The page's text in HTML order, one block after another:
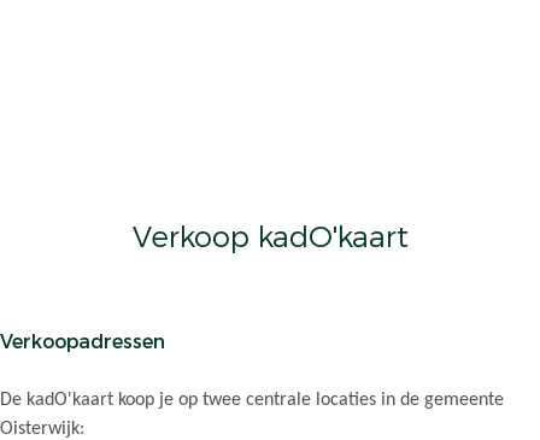
Verkoop kadO'kaart
Verkoopadressen
De kadO'kaart koop je op twee centrale locaties in de gemeente
Oisterwijk: